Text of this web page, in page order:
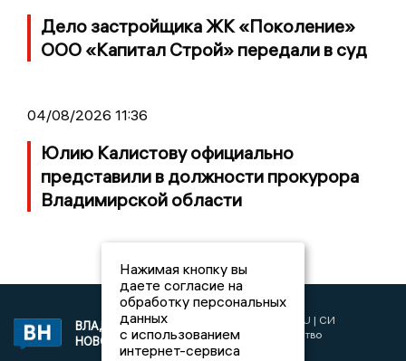
Дело застройщика ЖК «Поколение»
ООО «Капитал Строй» передали в суд
04/08/2026 11:36
Юлию Калистову официально
представили в должности прокурора
Владимирской области
ВЛАДИМИРСКИЕ
НОВОСТИ
2017 © NEWSVLADIMIR.RU | СИ
«Информационное агентство
Владимирские новости»
Нажимая кнопку вы
даете согласие на
обработку персональных
данных
с использованием
интернет-сервиса